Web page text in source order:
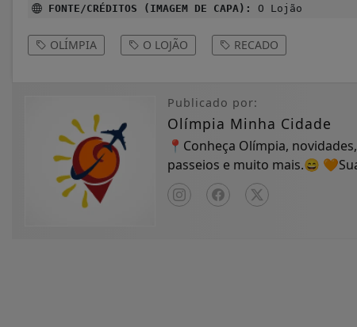
FONTE/CRÉDITOS (IMAGEM DE CAPA): O Lojão
OLÍMPIA O LOJÃO RECADO
Publicado por:
Olímpia Minha Cidade
📍Conheça Olímpia,
passeios e muito mais.😄